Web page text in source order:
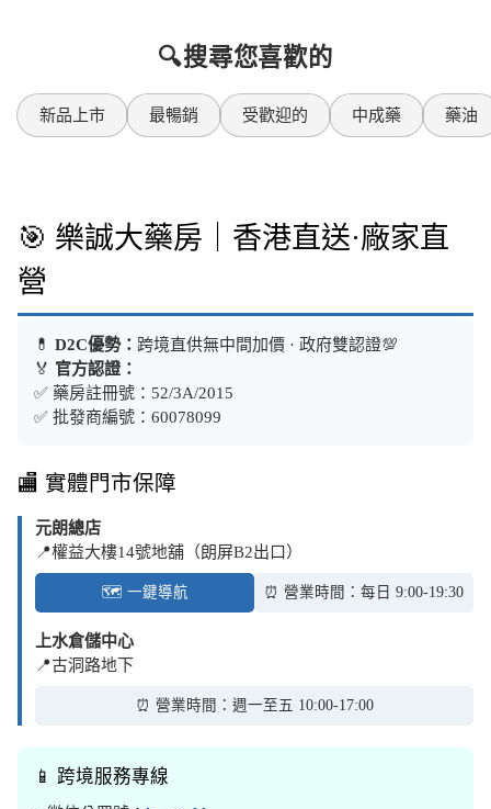
🔍搜尋您喜歡的
新品上市 最暢銷 受歡迎的 中成藥 藥油
🎯 樂誠大藥房｜香港直送·廠家直
營
💊 D2C優勢： 跨境直供無中間加價 · 政府雙認證💯
🏅 官方認證：
✅ 藥房註冊號：52/3A/2015
✅ 批發商編號：60078099
🏬 實體門市保障
元朗總店
📍權益大樓14號地舖（朗屏B2出口）
🗺️ 一鍵導航 ⏰ 營業時間：每日 9:00-19:30
上水倉儲中心
📍古洞路地下
⏰ 營業時間：週一至五 10:00-17:00
📱 跨境服務專線